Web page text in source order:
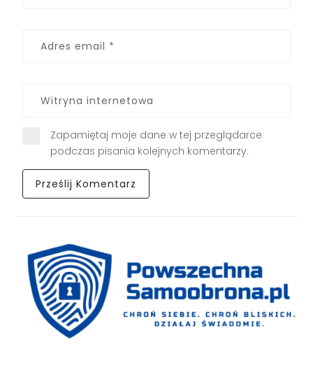
Zapamiętaj moje dane w tej przeglądarce
podczas pisania kolejnych komentarzy.